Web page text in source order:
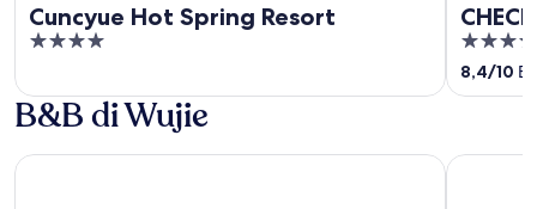
Cuncyue Hot Spring Resort
4
of
5
3.5
out
of
8,4/10
B&B di Wujie
The Moment Hotel Yilan by Lakeshore Shangrila